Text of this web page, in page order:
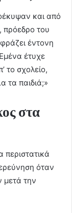
και από
πρόεδρο του
έντονη
έτυχε
το σχολείο,
τα παιδιά;»
στα
περιστατικά
όταν
μετά την